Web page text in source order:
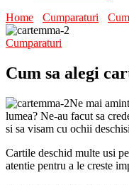
Home
Cumparaturi
Cumparaturi
Cum sa alegi
Ne mai
lumea? Ne-au facut sa
si sa visam cu ochii
Cartile deschid multe usi
atentie pentru a le creste